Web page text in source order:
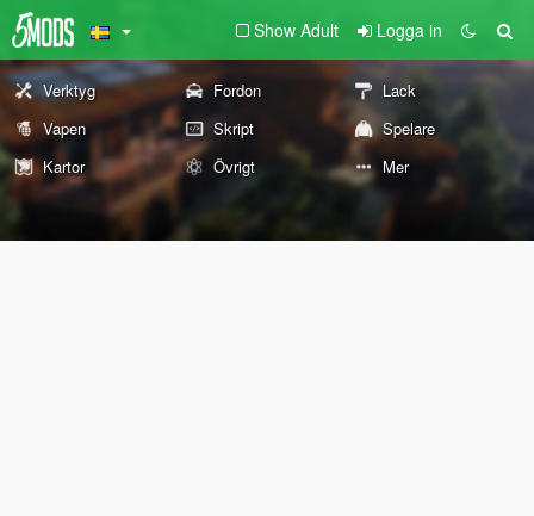
Show Adult Logga in
Verktyg Fordon
Lack
Vapen
Skript
Spelare
Kartor
Övrigt Mer